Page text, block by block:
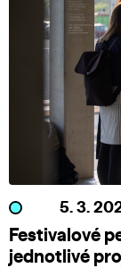
5. 3.
Festivalové
jednotlivé